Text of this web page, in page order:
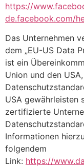
https://
de.facebook.com/
Das Unternehmen
dem „EU-US Data
ist ein
Union und den
USA gewährleisten
zertifizierte
Informationen
folgendem
Link: https://